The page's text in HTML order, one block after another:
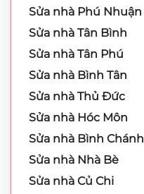
Sửa nhà Phú Nhuận
Sửa nhà Tân Bình
Sửa nhà Tân Phú
Sửa nhà Bình Tân
Sửa nhà Thủ Đức
Sửa nhà Hóc Môn
Sửa nhà Bình Chánh
Sửa nhà Nhà Bè
Sửa nhà Củ Chi